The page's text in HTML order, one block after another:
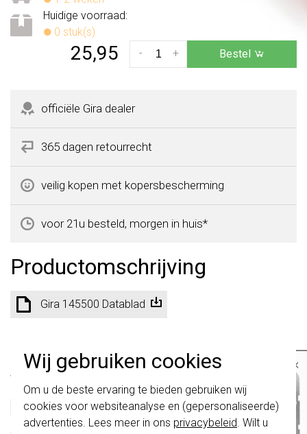
Wij gebruiken cookies
Om u de beste ervaring te bieden gebruiken wij
cookies voor websiteanalyse en (gepersonaliseerde)
advertenties. Lees meer in ons privacybeleid. Wilt u
Huidige voorraad:
0 stuk(s)
25,95 +
- Bestel
officiële Gira dealer
365 dagen retourrecht
veilig kopen met kopersbescherming
voor 21u besteld, morgen in huis*
Productomschrijving
Gira 145500 Datablad
Specificatie
Kleur
Overig
Model
Labelblad
Bedrukbaar met
Inktjet en laser
×
schakelwippen zijn vernieuwd. Ze zijn
niette combineren met de schakelaars
van vóór augustus 2024.